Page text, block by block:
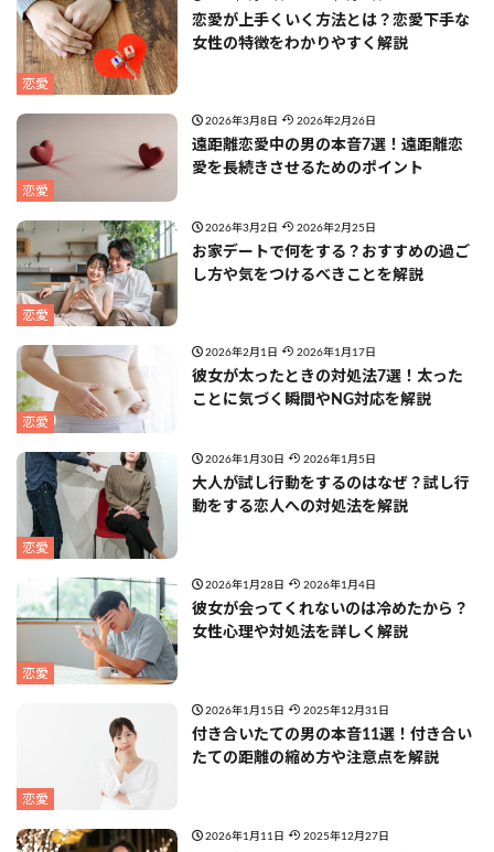
恋愛
恋愛が上手くいく方法とは？恋愛下手な
女性の特徴をわかりやすく解説
恋愛
2026年3月8日 2026年2月26日
遠距離恋愛中の男の本音7選！遠距離恋
愛を長続きさせるためのポイント
恋愛
2026年3月2日 2026年2月25日
お家デートで何をする？おすすめの過ご
し方や気をつけるべきことを解説
恋愛
2026年2月1日 2026年1月17日
彼女が太ったときの対処法7選！太った
ことに気づく瞬間やNG対応を解説
恋愛
2026年1月30日 2026年1月5日
大人が試し行動をするのはなぜ？試し行
動をする恋人への対処法を解説
恋愛
2026年1月28日 2026年1月4日
彼女が会ってくれないのは冷めたから？
女性心理や対処法を詳しく解説
恋愛
2026年1月15日 2025年12月31日
付き合いたての男の本音11選！付き合い
たての距離の縮め方や注意点を解説
2026年1月11日 2025年12月27日